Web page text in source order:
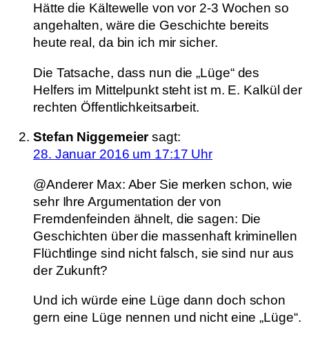
Hätte die Kältewelle von vor 2-3 Wochen so
angehalten, wäre die Geschichte bereits
heute real, da bin ich mir sicher.
Die Tatsache, dass nun die „Lüge“ des
Helfers im Mittelpunkt steht ist m. E. Kalkül der
rechten Öffentlichkeitsarbeit.
Stefan Niggemeier sagt:
28. Januar 2016 um 17:17 Uhr
@Anderer Max: Aber Sie merken schon, wie
sehr Ihre Argumentation der von
Fremdenfeinden ähnelt, die sagen: Die
Geschichten über die massenhaft kriminellen
Flüchtlinge sind nicht falsch, sie sind nur aus
der Zukunft?
Und ich würde eine Lüge dann doch schon
gern eine Lüge nennen und nicht eine „Lüge“.